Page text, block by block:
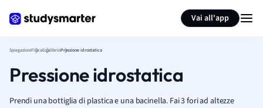
Vai all'app
SpiegazioniFisicaEquilibrioPressione idrostatica
Pressione idrostatica
Prendi una bottiglia di plastica e una bacinella. Fai 3 fori ad altezze
Summarize page